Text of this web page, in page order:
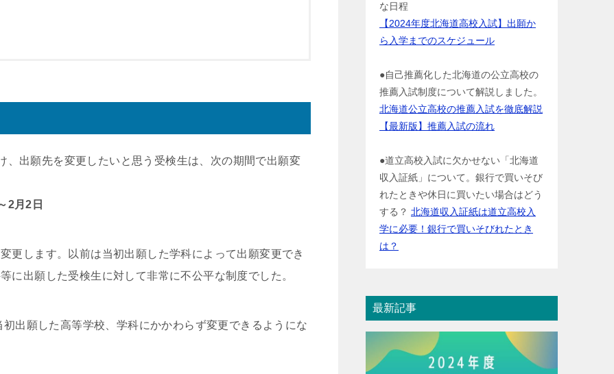
、出願先を変更したいと思う受検生は、次の期間で出願変
2月2日
更します。以前は当初出願した学科によって出願変更でき
に出願した受検生に対して非常に不公平な制度でした。
出願した高等学校、学科にかかわらず変更できるようにな
な日程
【2024年度北海道高校入試】出願か
ら入学までのスケジュール
●自己推薦化した北海道の公立高校の
推薦入試制度について解説しました。
北海道公立高校の推薦入試を徹底解説
【最新版】推薦入試の流れ
●道立高校入試に欠かせない「北海道
収入証紙」について。銀行で買いそび
れたときや休日に買いたい場合はどう
する？ 北海道収入証紙は道立高校入
学に必要！銀行で買いそびれたとき
は？
最新記事